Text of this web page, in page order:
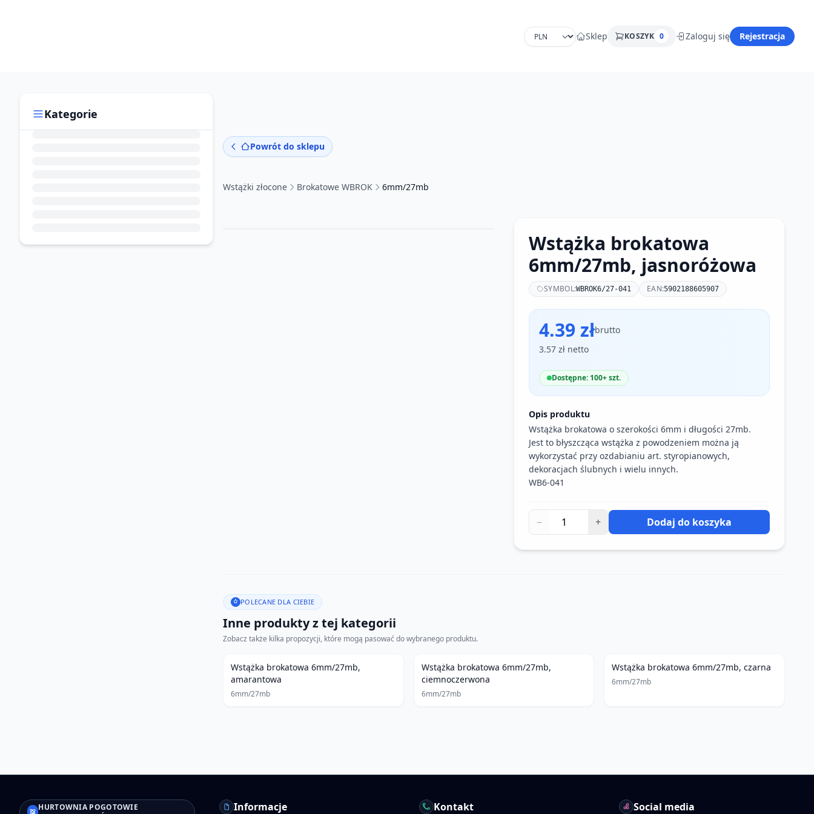
Sklep KOSZYK 0 Zaloguj się Rejestracja
Kategorie
Powrót do sklepu
Wstążki złocone Brokatowe WBROK 6mm/27mb
Wstążka brokatowa
6mm/27mb, jasnoróżowa
SYMBOL:WBROK6/27-041 EAN:5902188605907
4.39 złbrutto
3.57 zł netto
Dostępne: 100+ szt.
Opis produktu
Wstążka brokatowa o szerokości 6mm i długości 27mb.
Jest to błyszcząca wstążka z powodzeniem można ją
wykorzystać przy ozdabianiu art. styropianowych,
dekoracjach ślubnych i wielu innych.
WB6-041
− + Dodaj do koszyka
POLECANE DLA CIEBIE
Inne produkty z tej kategorii
Zobacz także kilka propozycji, które mogą pasować do wybranego produktu.
Wstążka brokatowa 6mm/27mb,
amarantowa
6mm/27mb
Wstążka brokatowa 6mm/27mb,
ciemnoczerwona
6mm/27mb
Wstążka brokatowa 6mm/27mb, czarna
6mm/27mb
HURTOWNIA POGOTOWIE
Informacje Kontakt Social media